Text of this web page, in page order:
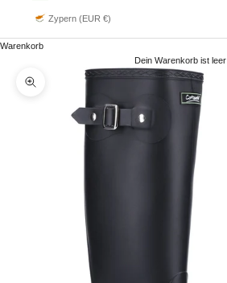
Zypern (EUR €)
Warenkorb
Dein Warenkorb ist leer
Bild vergrößern